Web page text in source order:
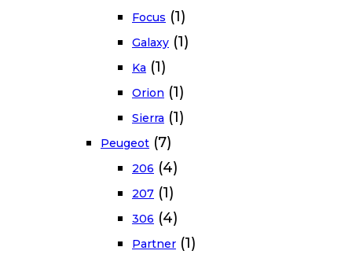
Focus (1)
Galaxy (1)
Ka (1)
Orion (1)
Sierra (1)
Peugeot (7)
206 (4)
207 (1)
306 (4)
Partner (1)